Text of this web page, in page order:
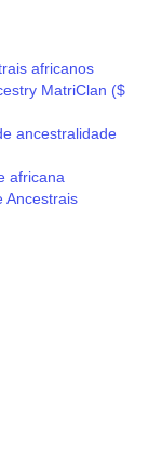
africanos
MatriClan ($
ancestralidade
africana
Ancestrais